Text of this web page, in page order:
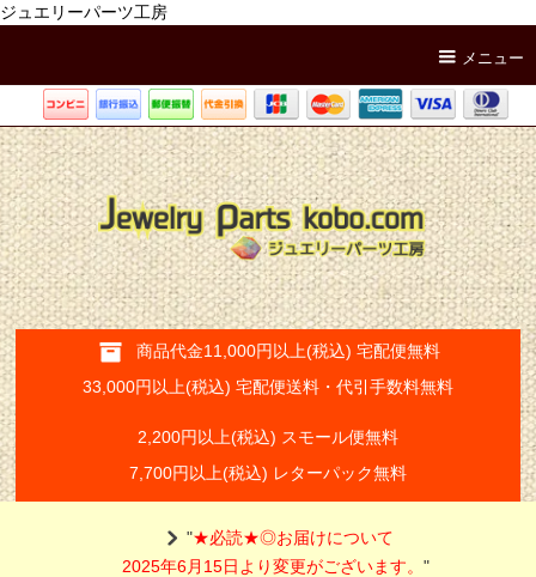
ジュエリーパーツ工房
メニュー
商品代金11,000円以上(税込) 宅配便無料
33,000円以上(税込) 宅配便送料・代引手数料無料
2,200円以上(税込) スモール便無料
7,700円以上(税込) レターパック無料
"★必読★◎お届けについて
2025年6月15日より変更がございます。"